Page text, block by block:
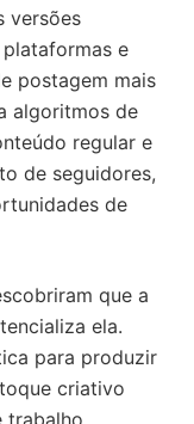
versões
e
postagem mais
algoritmos de
regular e
de seguidores,
de
que a
ela.
para produzir
criativo
trabalho